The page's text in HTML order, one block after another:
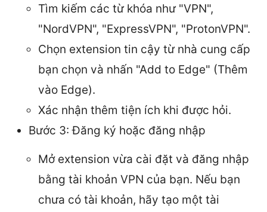
Tìm kiếm các từ khóa như "VPN",
"NordVPN", "ExpressVPN", "ProtonVPN".
Chọn extension tin cậy từ nhà cung cấp
bạn chọn và nhấn "Add to Edge" (Thêm
vào Edge).
Xác nhận thêm tiện ích khi được hỏi.
Bước 3: Đăng ký hoặc đăng nhập
Mở extension vừa cài đặt và đăng nhập
bằng tài khoản VPN của bạn. Nếu bạn
chưa có tài khoản, hãy tạo một tài